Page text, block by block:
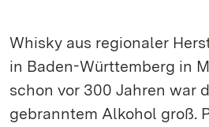
Whisky aus regionaler
in Baden-Württemberg in
schon vor 300 Jahren war
gebranntem Alkohol groß.